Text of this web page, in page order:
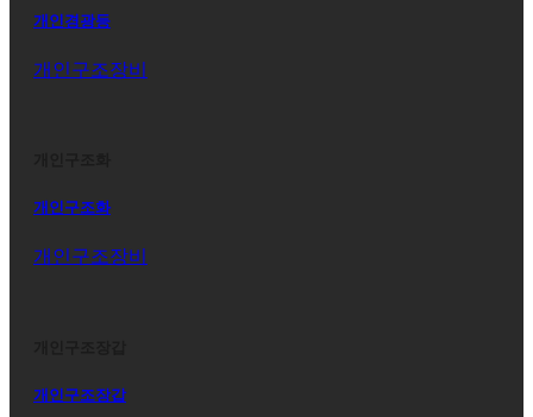
개인경광등
개인구조장비
개인구조화
개인구조장비
개인구조장갑